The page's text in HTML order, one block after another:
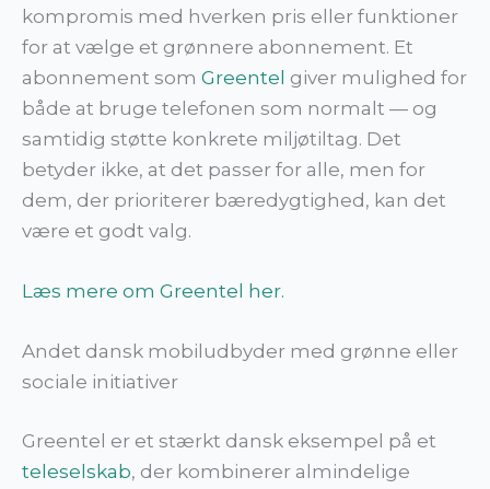
kompromis med hverken pris eller funktioner
for at vælge et grønnere abonnement. Et
abonnement som Greentel giver mulighed for
både at bruge telefonen som normalt — og
samtidig støtte konkrete miljøtiltag. Det
betyder ikke, at det passer for alle, men for
dem, der prioriterer bæredygtighed, kan det
være et godt valg.
Læs mere om Greentel her.
Andet dansk mobiludbyder med grønne eller
sociale initiativer
Greentel er et stærkt dansk eksempel på et
teleselskab, der kombinerer almindelige